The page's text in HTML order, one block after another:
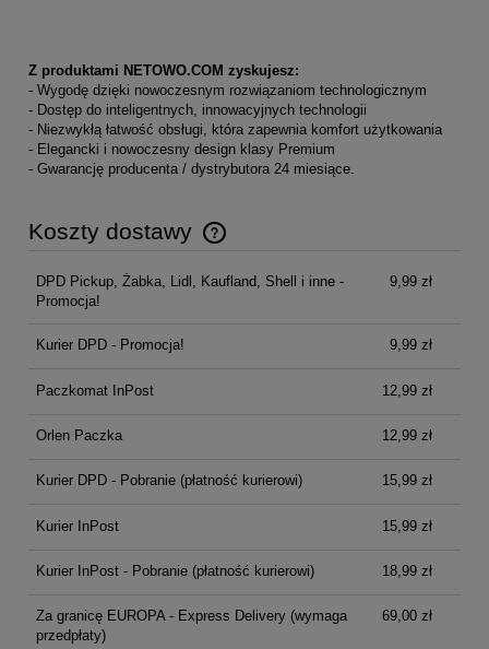
Z produktami NETOWO.COM zyskujesz:
- Wygodę dzięki nowoczesnym rozwiązaniom technologicznym
- Dostęp do inteligentnych, innowacyjnych technologii
- Niezwykłą łatwość obsługi, która zapewnia komfort użytkowania
- Elegancki i nowoczesny design klasy Premium
- Gwarancję producenta / dystrybutora 24 miesiące.
Koszty dostawy
Cena nie zawiera ewentualnych kosztów płatności
DPD Pickup, Żabka, Lidl, Kaufland, Shell i inne -
Promocja!
9,99 zł
Kurier DPD - Promocja! 9,99 zł
Paczkomat InPost 12,99 zł
Orlen Paczka 12,99 zł
Kurier DPD - Pobranie (płatność kurierowi) 15,99 zł
Kurier InPost 15,99 zł
Kurier InPost - Pobranie (płatność kurierowi) 18,99 zł
Za granicę EUROPA - Express Delivery(wymaga
przedpłaty)
69,00 zł